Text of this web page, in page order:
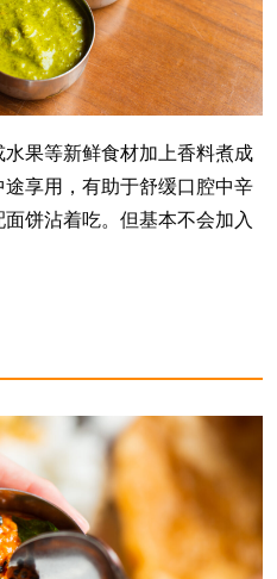
果等新鲜食材加上香料煮成
享用，有助于舒缓口腔中辛
饼沾着吃。但基本不会加入